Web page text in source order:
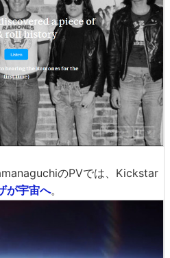
のPVでは、Kickstar
が宇宙へ。